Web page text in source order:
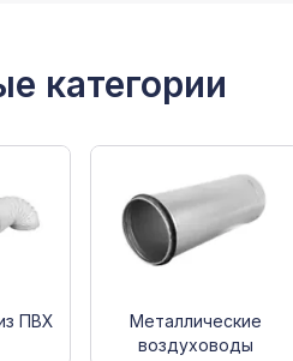
категории
ПВХ
Металлические
воздуховоды